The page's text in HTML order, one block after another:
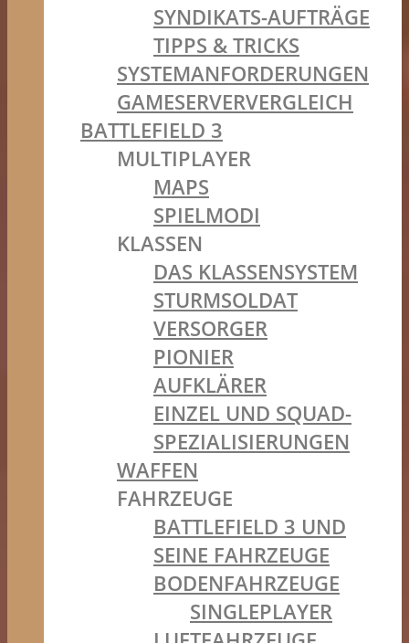
SYNDIKATS-AUFTRÄGE
TIPPS & TRICKS
SYSTEMANFORDERUNGEN
GAMESERVERVERGLEICH
BATTLEFIELD 3
MULTIPLAYER
MAPS
SPIELMODI
KLASSEN
DAS KLASSENSYSTEM
STURMSOLDAT
VERSORGER
PIONIER
AUFKLÄRER
EINZEL UND SQUAD-
SPEZIALISIERUNGEN
WAFFEN
FAHRZEUGE
BATTLEFIELD 3 UND
SEINE FAHRZEUGE
BODENFAHRZEUGE
SINGLEPLAYER